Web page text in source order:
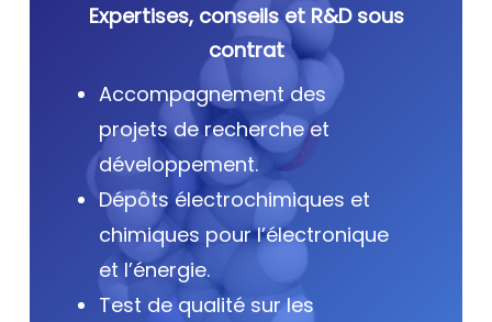
Expertises, conseils et R&D sous
contrat
Accompagnement des
projets de recherche et
développement.
Dépôts électrochimiques et
chimiques pour l’électronique
et l’énergie.
Test de qualité sur les